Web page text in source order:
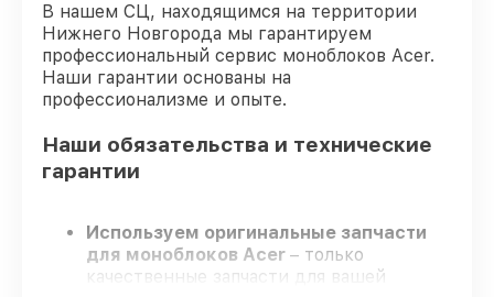
В нашем СЦ, находящимся на территории
Нижнего Новгорода мы гарантируем
профессиональный сервис моноблоков Acer.
Наши гарантии основаны на
профессионализме и опыте.
Наши обязательства и технические
гарантии
Используем оригинальные запчасти
для моноблоков Acer – только
качественные запчасти для вашей